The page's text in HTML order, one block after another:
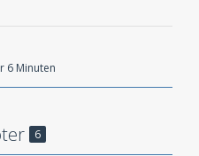
6 Minuten
6